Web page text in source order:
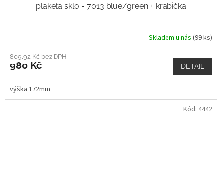
plaketa sklo - 7013 blue/green + krabička
Skladem u nás (99 ks)
809,92 Kč bez DPH
980 Kč DETAIL
výška 172mm
Kód: 4442